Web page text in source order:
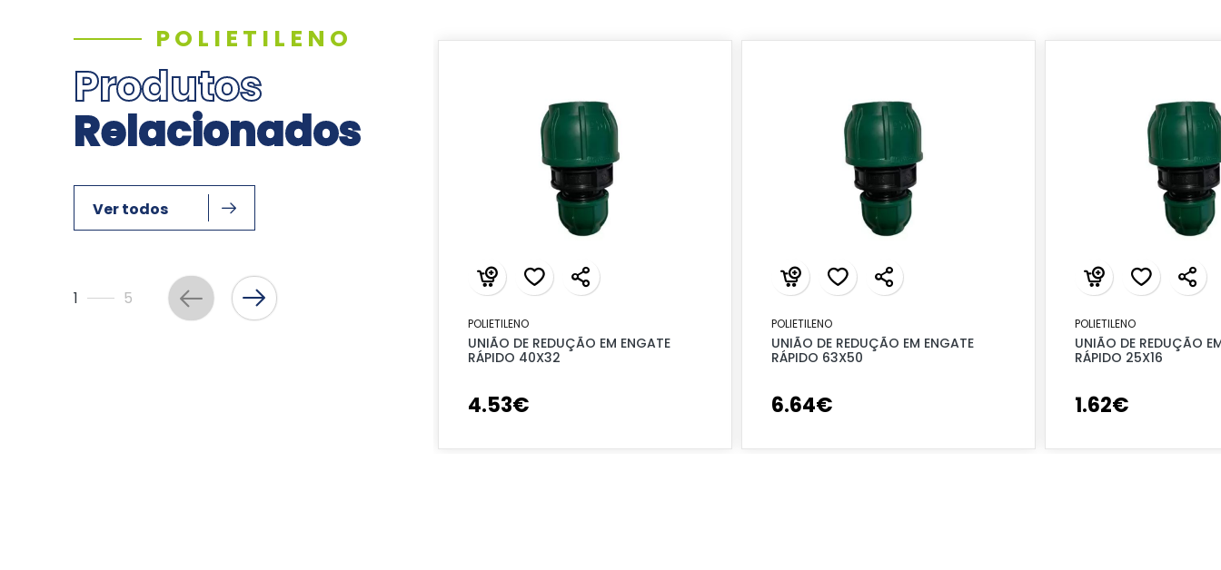
POLIETILENO
Produtos
Relacionados
Ver todos
1 5
POLIETILENO
UNIÃO DE REDUÇÃO EM ENGATE
RÁPIDO 40X32
4.53€
POLIETILENO
UNIÃO DE REDUÇÃO EM ENGATE
RÁPIDO 63X50
6.64€
POLIETILENO
UNIÃO DE REDUÇÃO
RÁPIDO 25X16
1.62€